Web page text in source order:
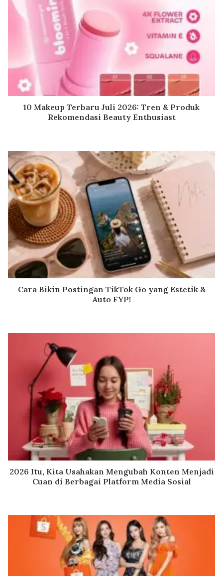
10 Makeup Terbaru Juli 2026: Tren & Produk
Rekomendasi Beauty Enthusiast
Cara Bikin Postingan TikTok Go yang Estetik &
Auto FYP!
2026 Itu, Kita Usahakan Mengubah Konten Menjadi
Cuan di Berbagai Platform Media Sosial